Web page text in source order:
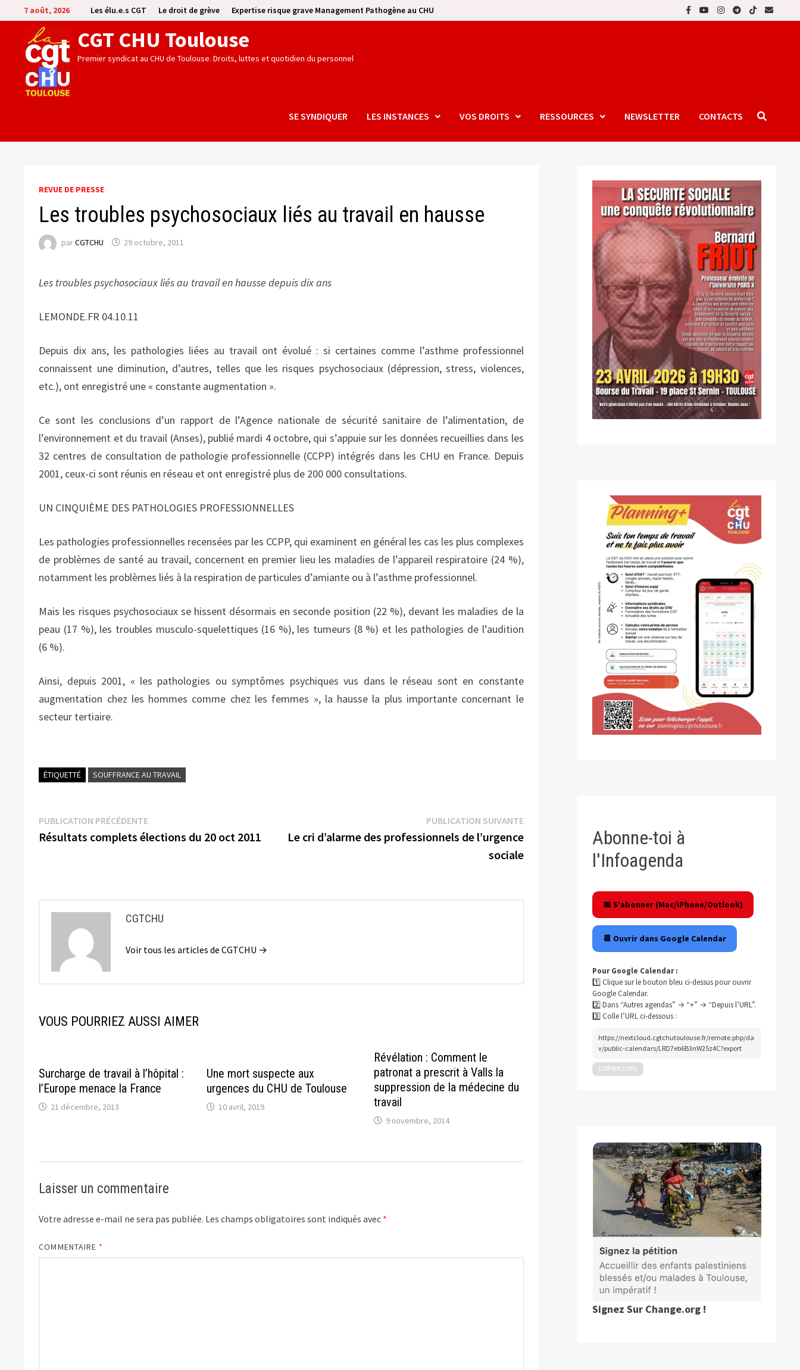
Passer
au
contenu
7 août, 2026 Les élu.e.s CGT Le droit de grève Expertise risque grave Management Pathogène au CHU
CGT CHU Toulouse
Premier syndicat au CHU de Toulouse. Droits, luttes et quotidien du personnel
SE SYNDIQUER LES INSTANCES VOS DROITS RESSOURCES NEWSLETTER CONTACTS
REVUE DE PRESSE
Les troubles psychosociaux liés au travail en hausse
parCGTCHU 29 octobre, 2011
Les troubles psychosociaux liés au travail en hausse depuis dix ans
LEMONDE.FR 04.10.11
Depuis dix ans, les pathologies liées au travail ont évolué : si certaines comme l’asthme professionnel
connaissent une diminution, d’autres, telles que les risques psychosociaux (dépression, stress, violences,
etc.), ont enregistré une « constante augmentation ».
Ce sont les conclusions d’un rapport de l’Agence nationale de sécurité sanitaire de l’alimentation, de
l’environnement et du travail (Anses), publié mardi 4 octobre, qui s’appuie sur les données recueillies dans les
32 centres de consultation de pathologie professionnelle (CCPP) intégrés dans les CHU en France. Depuis
2001, ceux-ci sont réunis en réseau et ont enregistré plus de 200 000 consultations.
UN CINQUIÈME DES PATHOLOGIES PROFESSIONNELLES
Les pathologies professionnelles recensées par les CCPP, qui examinent en général les cas les plus complexes
de problèmes de santé au travail, concernent en premier lieu les maladies de l’appareil respiratoire (24 %),
notamment les problèmes liés à la respiration de particules d’amiante ou à l’asthme professionnel.
Mais les risques psychosociaux se hissent désormais en seconde position (22 %), devant les maladies de la
peau (17 %), les troubles musculo-squelettiques (16 %), les tumeurs (8 %) et les pathologies de l’audition
(6 %).
Ainsi, depuis 2001, « les pathologies ou symptômes psychiques vus dans le réseau sont en constante
augmentation chez les hommes comme chez les femmes », la hausse la plus importante concernant le
secteur tertiaire.
ÉTIQUETTÉ SOUFFRANCE AU TRAVAIL
Navigation
de
PUBLICATION PRÉCÉDENTEPublication
précédente :
Résultats complets élections du 20 oct 2011
PUBLICATION SUIVANTEPublication
suivante :
Le cri d’alarme des professionnels de l’urgence
sociale
CGTCHU
Voir tous les articles de CGTCHU →
VOUS POURRIEZ AUSSI AIMER
Surcharge de travail à l’hôpital :
l’Europe menace la France
21 décembre, 2013
Une mort suspecte aux
urgences du CHU de Toulouse
10 avril, 2019
Révélation : Comment le
patronat a prescrit à Valls la
suppression de la médecine du
travail
9 novembre, 2014
Laisser un commentaire
Votre adresse e-mail ne sera pas publiée. Les champs obligatoires sont indiqués avec *
COMMENTAIRE *
Abonne-toi à
l'Infoagenda
📅 S'abonner (Mac/iPhone/Outlook)
📆 Ouvrir dans Google Calendar
Pour Google Calendar :
1️⃣ Clique sur le bouton bleu ci-dessus pour ouvrir
Google Calendar.
2️⃣ Dans “Autres agendas” → “+” → “Depuis l’URL”.
3️⃣ Colle l’URL ci-dessous :
https://nextcloud.cgtchutoulouse.fr/remote.php/da
v/public-calendars/LRD7eb6B3nW25z4C?export
COPIER L’URL
Signez Sur Change.org !